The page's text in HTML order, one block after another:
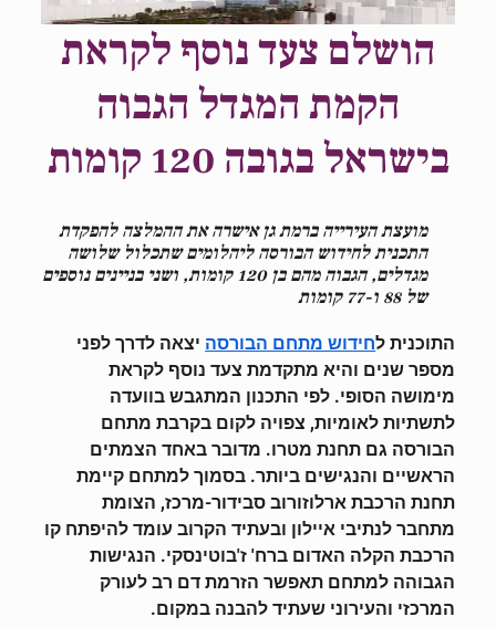
הושלם צעד נוסף לקראת
הקמת המגדל הגבוה
בישראל בגובה 120 קומות
מועצת העירייה ברמת גן אישרה את ההמלצה להפקדת
התכנית לחידוש הבורסה ליהלומים שתכלול שלושה
מגדלים, הגבוה מהם בן 120 קומות, ושני בניינים נוספים
של 88 ו-77 קומות
התוכנית לחידוש מתחם הבורסה יצאה לדרך לפני
מספר שנים והיא מתקדמת צעד נוסף לקראת
מימושה הסופי. לפי התכנון המתגבש בוועדה
לתשתיות לאומיות, צפויה לקום בקרבת מתחם
הבורסה גם תחנת מטרו. מדובר באחד הצמתים
הראשיים והנגישים ביותר. בסמוך למתחם קיימת
תחנת הרכבת ארלוזורוב סבידור-מרכז, הצומת
מתחבר לנתיבי איילון ובעתיד הקרוב עומד להיפתח קו
הרכבת הקלה האדום ברח' ז'בוטינסקי. הנגישות
הגבוהה למתחם תאפשר הזרמת דם רב לעורק
המרכזי והעירוני שעתיד להבנה במקום.